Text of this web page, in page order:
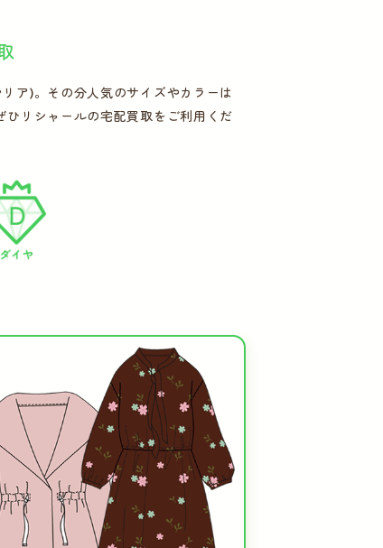
ア)。その分人気のサイズやカラーは
リシャールの宅配買取をご利用くだ